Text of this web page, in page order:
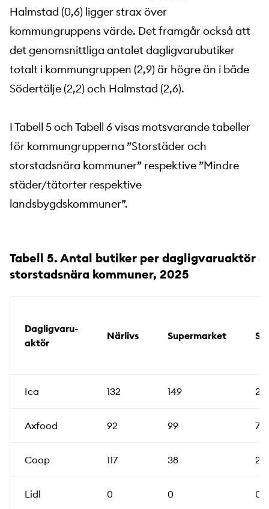
Halmstad (0,6) ligger strax över
kommungruppens värde. Det framgår också att
det genomsnittliga antalet dagligvarubutiker
totalt i kommungruppen (2,9) är högre än i både
Södertälje (2,2) och Halmstad (2,6).
I Tabell 5 och Tabell 6 visas motsvarande tabeller
för kommungrupperna ”Storstäder och
storstadsnära kommuner” respektive ”Mindre
städer/tätorter respektive
landsbygdskommuner”.
Tabell 5. Antal butiker per dagligvaruaktör
storstadsnära kommuner, 2025
Dagligvaru­
aktör
Närlivs Supermarket
Ica 132 149 28
Axfood 92 99 7
Coop 117 38 27
Lidl 0 0 0